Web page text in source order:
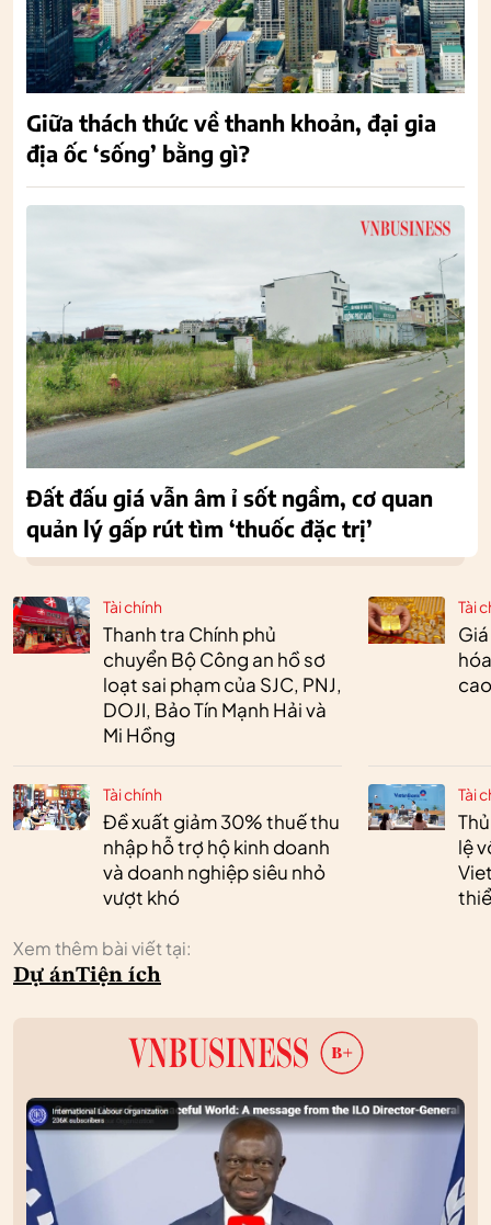
Tài chính
Thanh tra Chính phủ
chuyển Bộ Công an hồ sơ
loạt sai phạm của SJC, PNJ,
DOJI, Bảo Tín Mạnh Hải và
Mi Hồng
Tài chính
Đề xuất giảm 30% thuế thu
nhập hỗ trợ hộ kinh doanh
và doanh nghiệp siêu nhỏ
vượt khó
Tài
Tài
lệ
Xem thêm bài viết tại:
Dự ánTiện ích
Giữa thách thức về thanh khoản, đại gia
địa ốc ‘sống’ bằng gì?
Đất đấu giá vẫn âm ỉ sốt ngầm, cơ quan
quản lý gấp rút tìm ‘thuốc đặc trị’